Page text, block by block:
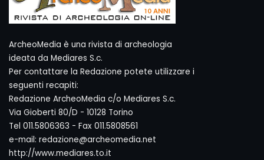
ArcheoMedia è una rivista di archeologia
ideata da Mediares S.c.
Per contattare la Redazione potete utilizzare i
seguenti recapiti:
Redazione ArcheoMedia c/o Mediares S.c.
Via Gioberti 80/D - 10128 Torino
Tel 011.5806363 - Fax 011.5808561
e-mail: redazione@archeomedia.net
http://www.mediares.to.it